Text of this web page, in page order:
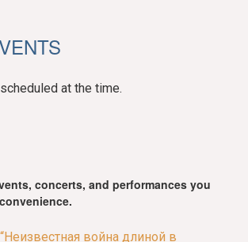
at the time.
concerts, and performances you
война длиной в